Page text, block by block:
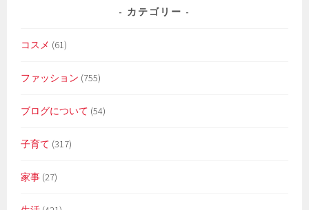
カテゴリー
コスメ (61)
ファッション (755)
ブログについて (54)
子育て (317)
家事 (27)